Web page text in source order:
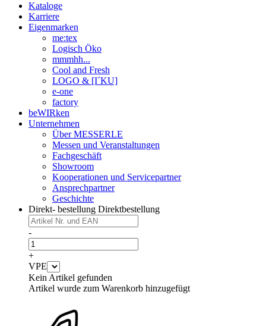
Kataloge
Karriere
Eigenmarken
me:tex
Logisch Öko
mmmhh...
Cool and Fresh
LOGO & [I´KU]
e-one
factory
beWIRken
Unternehmen
Über MESSERLE
Messen und Veranstaltungen
Fachgeschäft
Showroom
Kooperationen und Servicepartner
Ansprechpartner
Geschichte
Direkt- bestellung Direktbestellung
-
+
VPE
Kein Artikel gefunden
Artikel wurde zum Warenkorb hinzugefügt